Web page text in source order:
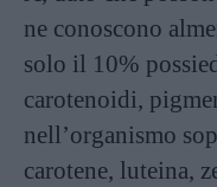
ne conoscono
solo il 10%
carotenoidi,
nell’organismo
carotene, luteina,